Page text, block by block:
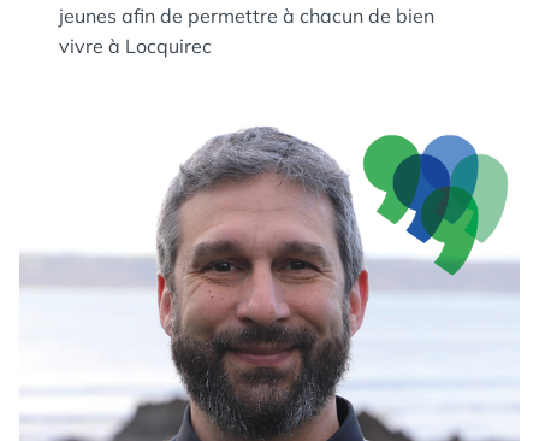
jeunes afin de permettre à chacun de bien
vivre à Locquirec